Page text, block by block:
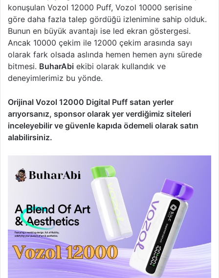
konuşulan Vozol 12000 Puff, Vozol 10000 serisine
göre daha fazla talep gördüğü izlenimine sahip olduk.
Bunun en büyük avantajı ise led ekran göstergesi.
Ancak 10000 çekim ile 12000 çekim arasında sayı
olarak fark olsada aslında hemen hemen aynı sürede
bitmesi. BuharAbi ekibi olarak kullandık ve
deneyimlerimiz bu yönde.
Orijinal Vozol 12000 Digital Puff satan yerler
arıyorsanız, sponsor olarak yer verdiğimiz siteleri
inceleyebilir ve güvenle kapıda ödemeli olarak satın
alabilirsiniz.